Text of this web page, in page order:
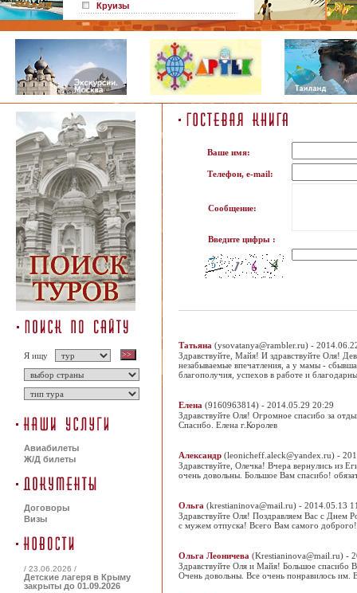
Круизы
Я ищу
Авиабилеты
Ж/Д билеты
Договоры
Визы
/ 23.06.2026 /
Детские лагеря в Крыму
закрыты до 01.09.2026
Ваше имя:
Телефон, e-mail:
Сообщение:
Введите цифры :
Татьяна (ysovatanya@rambler.ru) -
Здравствуйте, Майя! И здравствуйте Оля!
незабываемые впечатления, а у мамы -
благополучия, успехов в работе и
Елена (9160963814) - 2014.05.29 20:29
Здравствуйте Оля! Огромное спасибо за
Спасибо. Елена г.Королев
Александр (leonicheff.aleck@yandex.ru) -
Здравствуйте, Олечка! Вчера вернулись из
очень довольны. Большое Вам спасибо!
Ольга (krestianinova@mail.ru) - 2014.05.13
Здравствуйте Оля! Поздравляем Вас с Днем
с мужем отпуска! Всего Вам самого
Ольга Леоничева (Krestianinova@mail.ru) -
Здравствуйте Оля и Майя! Большое спасибо
Очень довольны. Все очень понравилось